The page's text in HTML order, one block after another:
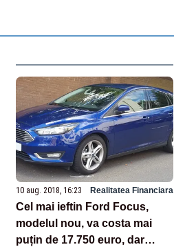
10 aug. 2018, 16:23 Realitatea Financiara
Cel mai ieftin Ford Focus,
modelul nou, va costa mai
puțin de 17.750 euro, dar